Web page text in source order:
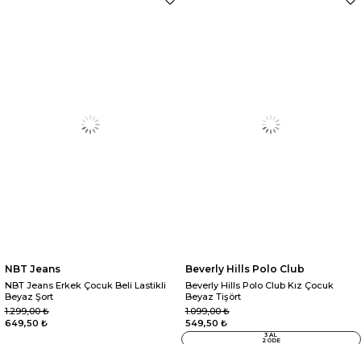
NBT Jeans
NBT Jeans Erkek Çocuk Beli Lastikli
Beyaz Şort
649,50 ₺
1.299,00 ₺
Beverly Hills Polo Club
Beverly Hills Polo Club Kız Çocuk
Beyaz Tişört
549,50 ₺
1.099,00 ₺
3 AL
2 ÖDE